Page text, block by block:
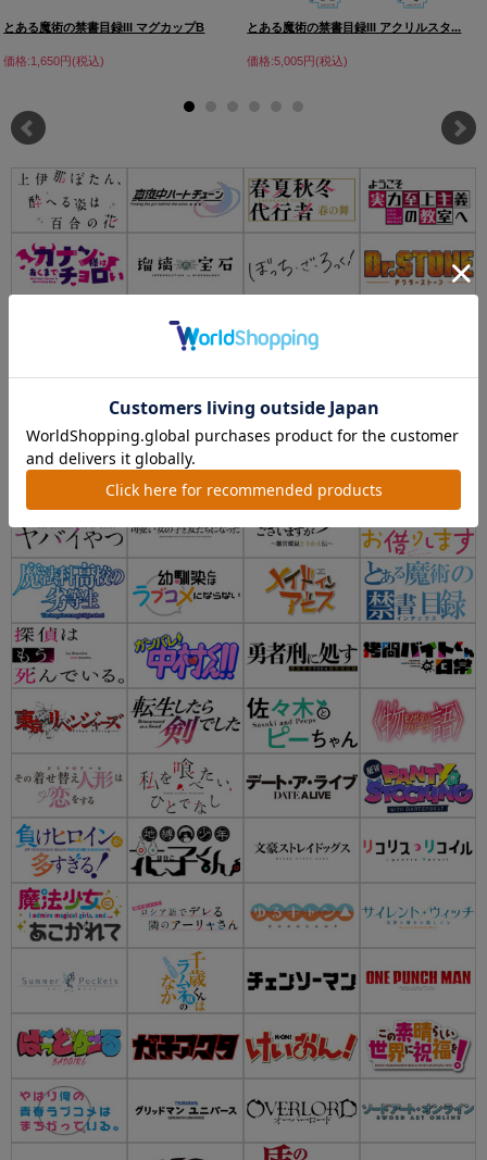
とある魔術の禁書目録III マグカップB
価格:1,650円(税込)
とある魔術の禁書目録III アクリルスタ...
価格:5,005円(税込)